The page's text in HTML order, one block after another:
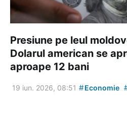
Presiune pe leul
Dolarul american se
aproape 12 bani
19 iun. 2026, 08:51 #Economie